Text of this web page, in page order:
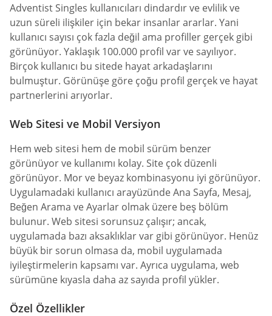
Adventist Singles kullanıcıları dindardır ve evlilik ve
uzun süreli ilişkiler için bekar insanlar ararlar. Yani
kullanıcı sayısı çok fazla değil ama profiller gerçek gibi
görünüyor. Yaklaşık 100.000 profil var ve sayılıyor.
Birçok kullanıcı bu sitede hayat arkadaşlarını
bulmuştur. Görünüşe göre çoğu profil gerçek ve hayat
partnerlerini arıyorlar.
Web Sitesi ve Mobil Versiyon
Hem web sitesi hem de mobil sürüm benzer
görünüyor ve kullanımı kolay. Site çok düzenli
görünüyor. Mor ve beyaz kombinasyonu iyi görünüyor.
Uygulamadaki kullanıcı arayüzünde Ana Sayfa, Mesaj,
Beğen Arama ve Ayarlar olmak üzere beş bölüm
bulunur. Web sitesi sorunsuz çalışır; ancak,
uygulamada bazı aksaklıklar var gibi görünüyor. Henüz
büyük bir sorun olmasa da, mobil uygulamada
iyileştirmelerin kapsamı var. Ayrıca uygulama, web
sürümüne kıyasla daha az sayıda profil yükler.
Özel Özellikler